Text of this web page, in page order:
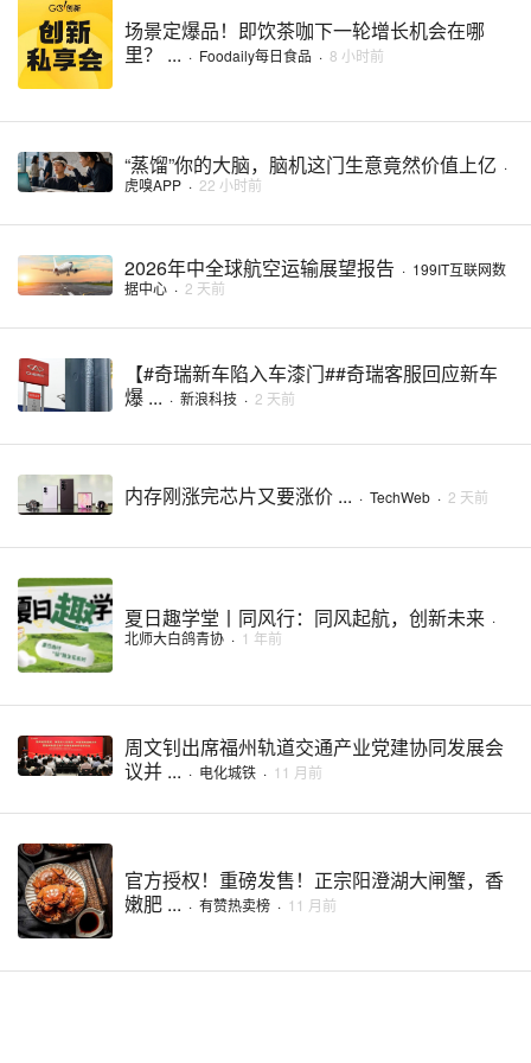
场景定爆品！即饮茶咖下一轮增长机会在哪
里？ ... · Foodaily每日食品 · 8 小时前
“蒸馏”你的大脑，脑机这门生意竟然价值上亿 ·
虎嗅APP · 22 小时前
2026年中全球航空运输展望报告 · 199IT互联网数
据中心 · 2 天前
【#奇瑞新车陷入车漆门##奇瑞客服回应新车
爆 ... · 新浪科技 · 2 天前
内存刚涨完芯片又要涨价 ... · TechWeb · 2 天前
夏日趣学堂丨同风行：同风起航，创新未来 ·
北师大白鸽青协 · 1 年前
周文钊出席福州轨道交通产业党建协同发展会
议并 ... · 电化城铁 · 11 月前
官方授权！重磅发售！正宗阳澄湖大闸蟹，香
嫩肥 ... · 有赞热卖榜 · 11 月前